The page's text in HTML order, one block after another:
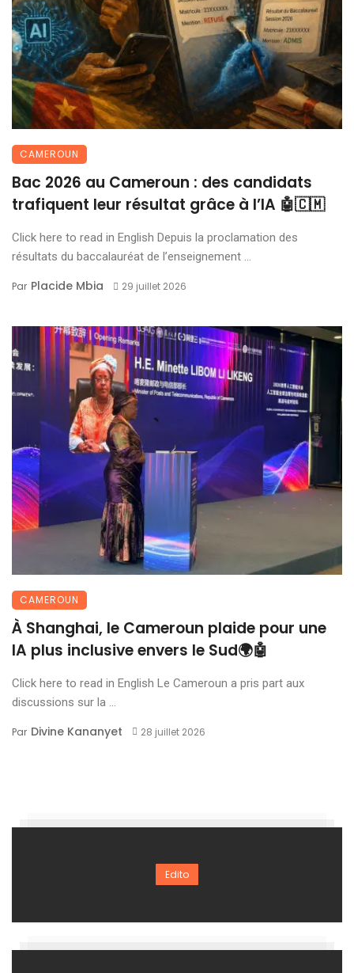
CAMEROUN
Bac 2026 au Cameroun : des candidats
trafiquent leur résultat grâce à l’IA 🤖🇨🇲
Click here to read in English Depuis la proclamation des
résultats du baccalauréat de l’enseignement ...
Par Placide Mbia 29 juillet 2026
CAMEROUN
À Shanghai, le Cameroun plaide pour une
IA plus inclusive envers le Sud🌍🤖
Click here to read in English Le Cameroun a pris part aux
discussions sur la ...
Par Divine Kananyet 28 juillet 2026
Edito